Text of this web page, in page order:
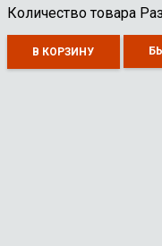
Количество товара
В КОРЗИНУ